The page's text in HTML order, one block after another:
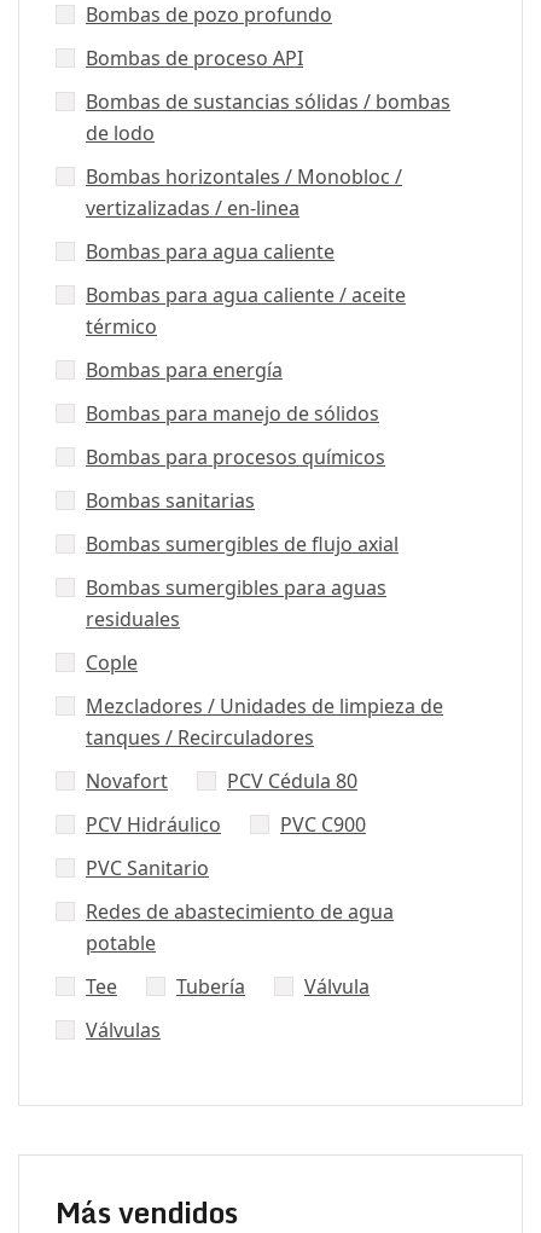
Bombas de pozo profundo
Bombas de proceso API
Bombas de sustancias sólidas / bombas
de lodo
Bombas horizontales / Monobloc /
vertizalizadas / en-linea
Bombas para agua caliente
Bombas para agua caliente / aceite
térmico
Bombas para energía
Bombas para manejo de sólidos
Bombas para procesos químicos
Bombas sanitarias
Bombas sumergibles de flujo axial
Bombas sumergibles para aguas
residuales
Cople
Mezcladores / Unidades de limpieza de
tanques / Recirculadores
Novafort
PCV Cédula 80
PCV Hidráulico
PVC C900
PVC Sanitario
Redes de abastecimiento de agua
potable
Tee
Tubería
Válvula
Válvulas
Más vendidos